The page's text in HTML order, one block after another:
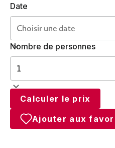
Date
Nombre de personnes
Calculer le prix
Ajouter aux